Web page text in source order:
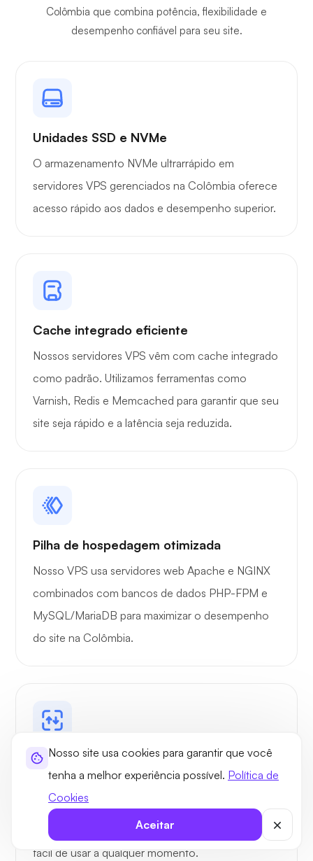
Nosso site usa cookies para garantir que você
tenha a melhor experiência possível. Política de
Cookies
Aceitar
Colômbia que combina potência, flexibilidade e
desempenho confiável para seu site.
Unidades SSD e NVMe
O armazenamento NVMe ultrarrápido em
servidores VPS gerenciados na Colômbia oferece
acesso rápido aos dados e desempenho superior.
Cache integrado eficiente
Nossos servidores VPS vêm com cache integrado
como padrão. Utilizamos ferramentas como
Varnish, Redis e Memcached para garantir que seu
site seja rápido e a latência seja reduzida.
Pilha de hospedagem otimizada
Nosso VPS usa servidores web Apache e NGINX
combinados com bancos de dados PHP-FPM e
MySQL/MariaDB para maximizar o desempenho
do site na Colômbia.
Dimensionamento simples de recursos
Comece facilmente com 1 GB de RAM e
dimensione seu VPS na Colômbia de forma
confiável por meio do nosso painel de controle
fácil de usar a qualquer momento.